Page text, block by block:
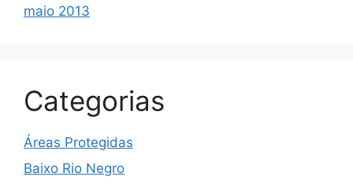
maio 2013
Categorias
Áreas Protegidas
Baixo Rio Negro